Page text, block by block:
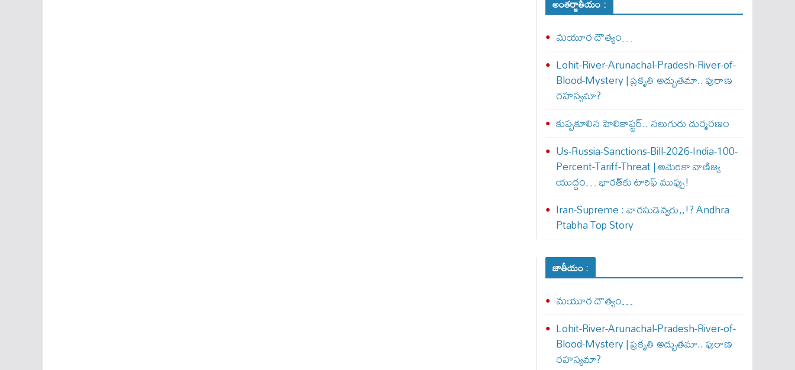
అంతర్జాతీయం :
మయూర దౌత్యం…
Lohit-River-Arunachal-Pradesh-River-of-
Blood-Mystery | ప్రకృతి అద్భుతమా.. పురాణ
రహస్యమా?
కుప్పకూలిన హెలికాప్టర్‌.. నలుగురు దుర్మరణం
Us-Russia-Sanctions-Bill-2026-India-100-
Percent-Tariff-Threat | అమెరికా వాణిజ్య
యుద్ధం… భారత్‌కు టారిఫ్ ముప్పు!
Iran-Supreme : వార‌సుడెవ్వ‌రు,,!? Andhra
Ptabha Top Story
జాతీయం :
మయూర దౌత్యం…
Lohit-River-Arunachal-Pradesh-River-of-
Blood-Mystery | ప్రకృతి అద్భుతమా.. పురాణ
రహస్యమా?